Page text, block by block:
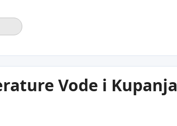
Vode i Kupanja